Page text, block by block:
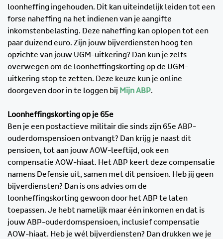
loonheffing ingehouden. Dit kan uiteindelijk leiden tot een
forse naheffing na het indienen van je aangifte
inkomstenbelasting. Deze naheffing kan oplopen tot een
paar duizend euro. Zijn jouw bijverdiensten hoog ten
opzichte van jouw UGM-uitkering? Dan kun je zelfs
overwegen om de loonheffingskorting op de UGM-
uitkering stop te zetten. Deze keuze kun je online
doorgeven door in te loggen bij Mijn ABP.
Loonheffingskorting op je 65e
Ben je een postactieve militair die sinds zijn 65e ABP-
ouderdomspensioen ontvangt? Dan krijg je naast dit
pensioen, tot aan jouw AOW-leeftijd, ook een
compensatie AOW-hiaat. Het ABP keert deze compensatie
namens Defensie uit, samen met dit pensioen. Heb jij geen
bijverdiensten? Dan is ons advies om de
loonheffingskorting gewoon door het ABP te laten
toepassen. Je hebt namelijk maar één inkomen en dat is
jouw ABP-ouderdomspensioen, inclusief compensatie
AOW-hiaat. Heb je wél bijverdiensten? Dan drukken we je